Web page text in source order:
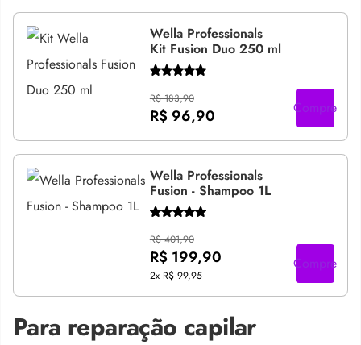
Wella Professionals
Kit Fusion Duo 250 ml
R$ 183,90
R$ 96,90 Compre
Wella Professionals
Fusion - Shampoo 1L
R$ 401,90
R$ 199,90
2x R$ 99,95
Compre
Para reparação capilar